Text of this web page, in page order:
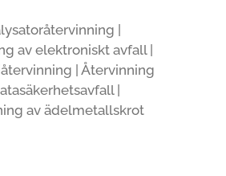
|
av elektroniskt avfall |
| Återvinning
|
av ädelmetallskrot